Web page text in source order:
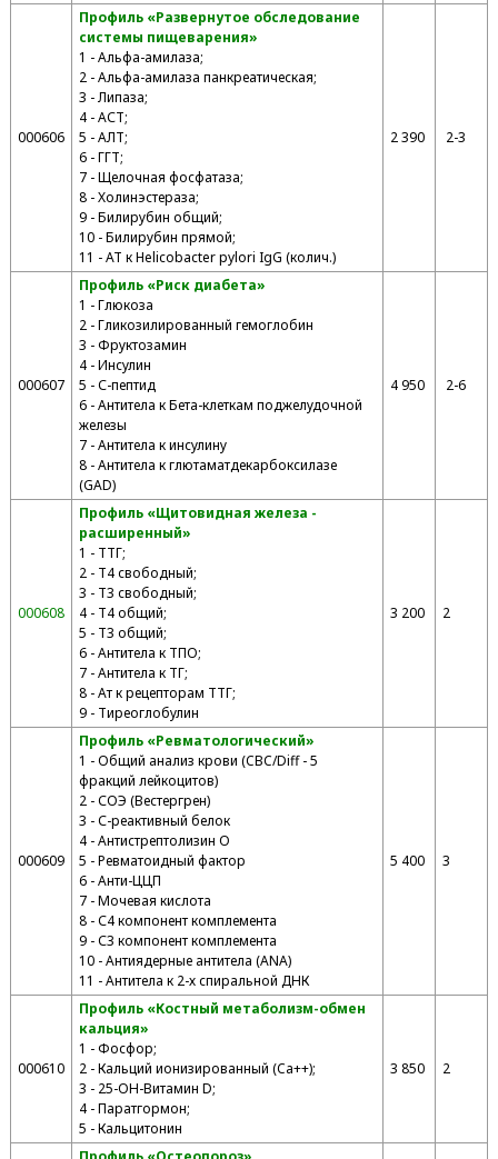
000606
Профиль «Развернутое обследование
системы пищеварения»
1 - Альфа-амилаза;
2 - Альфа-амилаза панкреатическая;
3 - Липаза;
4 - АСТ;
5 - АЛТ;
6 - ГГТ;
7 - Щелочная фосфатаза;
8 - Холинэстераза;
9 - Билирубин общий;
10 - Билирубин прямой;
11 - АТ к Helicobacter pylori IgG (колич.)
2 390 2-3
000607
Профиль «Риск диабета»
1 - Глюкоза
2 - Гликозилированный гемоглобин
3 - Фруктозамин
4 - Инсулин
5 - С-пептид
6 - Антитела к Бета-клеткам поджелудочной
железы
7 - Антитела к инсулину
8 - Антитела к глютаматдекарбоксилазе
(GAD)
4 950 2-6
000608
Профиль «Щитовидная железа -
расширенный»
1 - ТТГ;
2 - Т4 свободный;
3 - Т3 свободный;
4 - Т4 общий;
5 - Т3 общий;
6 - Антитела к ТПО;
7 - Антитела к ТГ;
8 - Ат к рецепторам ТТГ;
9 - Тиреоглобулин
3 200 2
000609
Профиль «Ревматологический»
1 - Общий анализ крови (CBC/Diff - 5
фракций лейкоцитов)
2 - СОЭ (Вестергрен)
3 - С-реактивный белок
4 - Антистрептолизин О
5 - Ревматоидный фактор
6 - Анти-ЦЦП
7 - Мочевая кислота
8 - С4 компонент комплемента
9 - С3 компонент комплемента
10 - Антиядерные антитела (ANA)
11 - Антитела к 2-х спиральной ДНК
5 400 3
000610
Профиль «Костный метаболизм-обмен
кальция»
1 - Фосфор;
2 - Кальций ионизированный (Ca++);
3 - 25-ОН-Витамин D;
4 - Паратгормон;
5 - Кальцитонин
3 850 2